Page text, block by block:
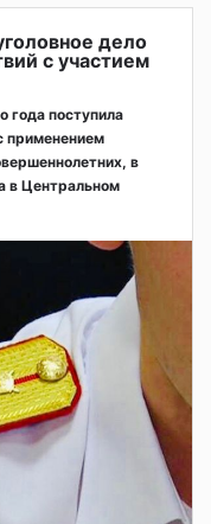
дело
с участием
года поступила
применением
в
в Центральном